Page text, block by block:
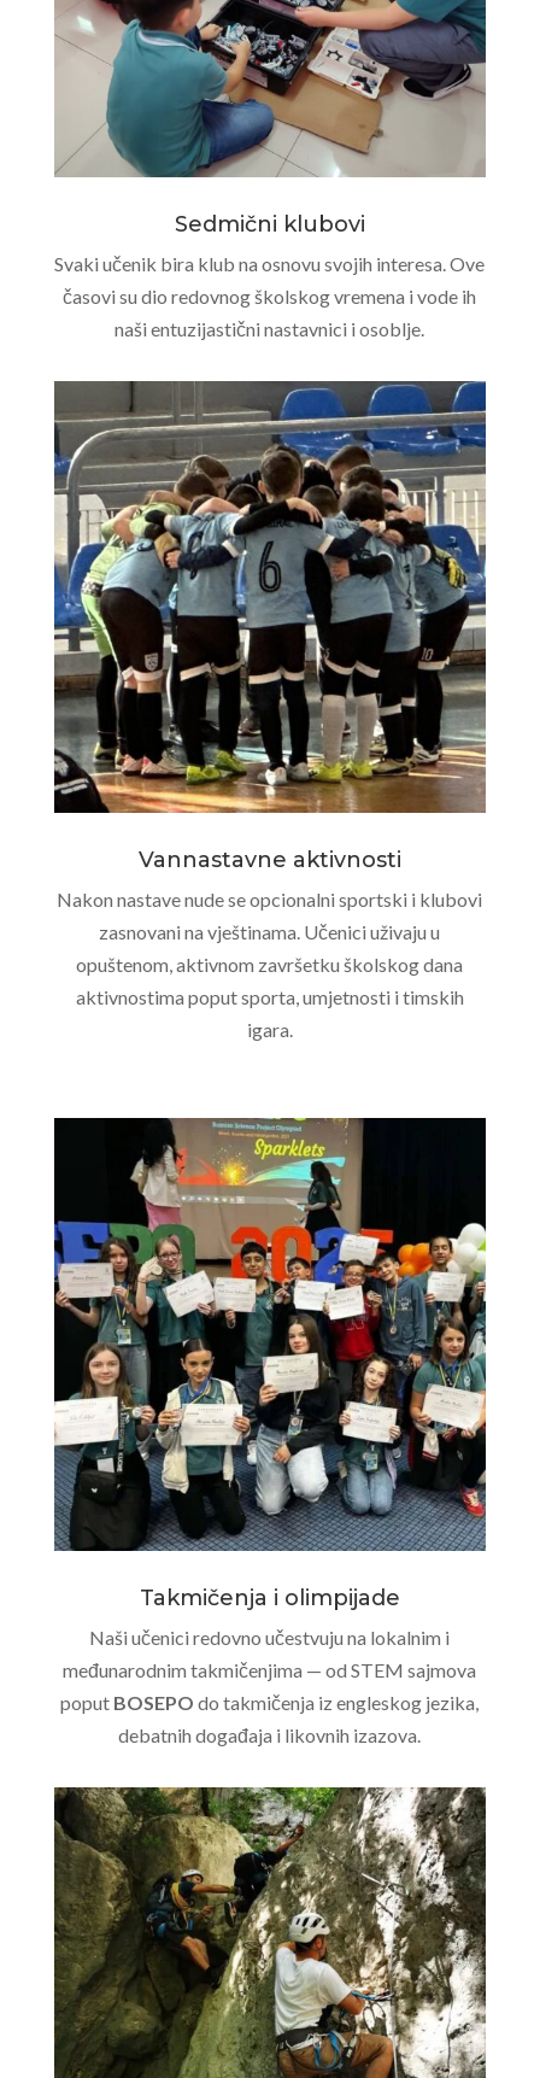
Sedmični klubovi
Svaki učenik bira klub na osnovu svojih interesa. Ove
časovi su dio redovnog školskog vremena i vode ih
naši entuzijastični nastavnici i osoblje.
Vannastavne aktivnosti
Nakon nastave nude se opcionalni sportski i klubovi
zasnovani na vještinama. Učenici uživaju u
opuštenom, aktivnom završetku školskog dana
aktivnostima poput sporta, umjetnosti i timskih
igara.
Takmičenja i olimpijade
Naši učenici redovno učestvuju na lokalnim i
međunarodnim takmičenjima — od STEM sajmova
poput BOSEPO do takmičenja iz engleskog jezika,
debatnih događaja i likovnih izazova.